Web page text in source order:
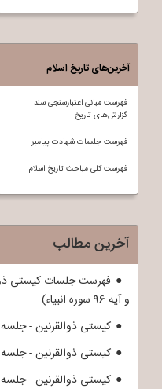
آخرین‌های تاریخ اسلام
فهرست مبانی اعتبارسنجی سند
گزارش‌های تاریخ
فهرست جلسات شهادت پیامبر
فهرست کلی مباحث تاريخ اسلام
آخرین مطالب
و آیه 96 سوره انبیاء)
کیستی ذوالقرنین - جلسه 1 (تفسیر آیات 83 تا 99 سوره کهف)
کیستی ذوالقرنین - جلسه 2 (تفسیر آیات 83 تا 99 سوره کهف)